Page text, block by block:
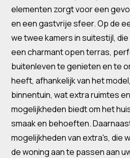
elementen zorgt voor een
en een gastvrije sfeer. Op de
we twee kamers in suitestijl,
een charmant open terras,
buitenleven te genieten en te
heeft, afhankelijk van het
binnentuin, wat extra ruimtes
mogelijkheden biedt om het
smaak en behoeften.
mogelijkheden van extra's, die
de woning aan te passen aan